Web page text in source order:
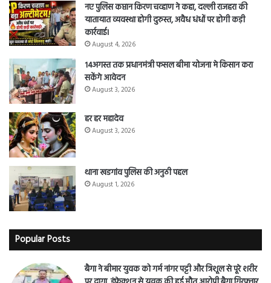
नए पुलिस कप्तान किरण चव्हाण ने कहा, दल्ली राजहरा की
यातायात व्यवस्था होगी दुरुस्त, अवैध धंधों पर होगी कड़ी
कार्रवाई।
August 4, 2026
14अगस्त तक प्रधानमंत्री फसल बीमा योजना मे किसान करा
सकेंगे आवेदन
August 3, 2026
हर हर महादेव
August 3, 2026
थाना खडगांव पुलिस की अनुठी पहल
August 1, 2026
Popular Posts
बैगा ने बीमार युवक को गर्म नांगर पट्टी और त्रिशूल से पूरे शरीर